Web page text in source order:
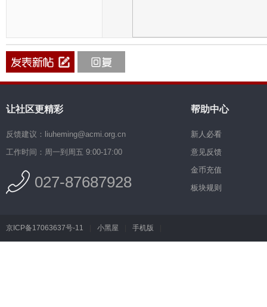
让社区更精彩
反馈建议：liuheming@acmi.org.cn
工作时间：周一到周五 9:00-17:00
027-87687928
帮助中心
新人必看
意见反馈
金币充值
板块规则
京ICP备17063637号-11 小黑屋 手机版